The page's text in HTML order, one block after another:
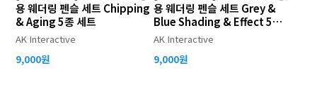
용 웨더링 펜슬 세트 Chipping
& Aging 5종 세트
AK Interactive
9,000원
용 웨더링 펜슬 세트 Grey &
Blue Shading & Effect 5종
세트
AK Interactive
9,000원